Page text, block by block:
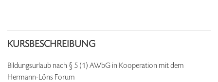
KURSBESCHREIBUNG
Bildungsurlaub nach § 5 (1) AWbG in Kooperation mit dem
Hermann-Löns Forum